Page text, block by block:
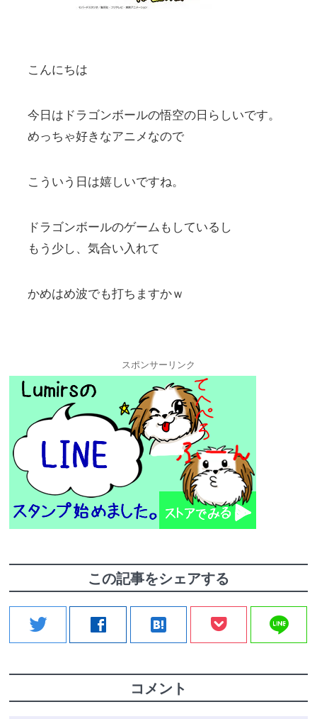
こんにちは
今日はドラゴンボールの悟空の日らしいです。
めっちゃ好きなアニメなので
こういう日は嬉しいですね。
ドラゴンボールのゲームもしているし
もう少し、気合い入れて
かめはめ波でも打ちますかｗ
スポンサーリンク
この記事をシェアする
twitter facebook hatenabookmark line
コメント